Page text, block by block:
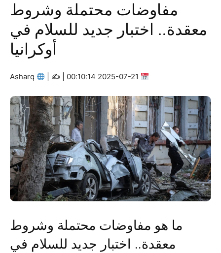
مفاوضات محتملة وشروط
معقدة.. اختبار جديد للسلام في
أوكرانيا
ما هو مفاوضات محتملة وشروط
معقدة.. اختبار جديد للسلام في